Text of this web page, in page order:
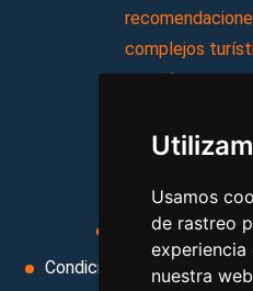
Usamos
de rastreo
experiencia
nuestra
complejos
vacaciones,
Aviso legal
Condiciones Generales